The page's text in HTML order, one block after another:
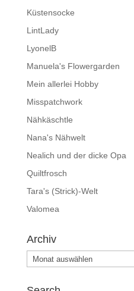
Küstensocke
LintLady
LyonelB
Manuela's Flowergarden
Mein allerlei Hobby
Misspatchwork
Nähkäschtle
Nana's Nähwelt
Nealich und der dicke Opa
Quiltfrosch
Tara's (Strick)-Welt
Valomea
Archiv
Archiv